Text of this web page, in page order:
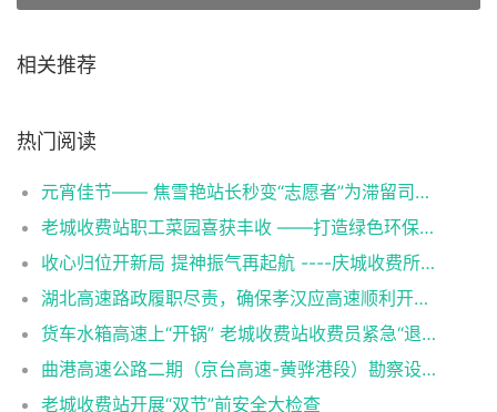
相关推荐
热门阅读
元宵佳节—— 焦雪艳站长秒变“志愿者”为滞留司乘送上暖心餐
老城收费站职工菜园喜获丰收 ——打造绿色环保新风尚
收心归位开新局 提神振气再起航 ----庆城收费所老城收费站召开节后收心会暨重点工作部署会议
湖北高速路政履职尽责，确保孝汉应高速顺利开通运营
货车水箱高速上“开锅” 老城收费站收费员紧急“退烧”
曲港高速公路二期（京台高速-黄骅港段）勘察设计单位正式入场开展中捷产业园区区域内地质勘察工作
老城收费站开展“双节”前安全大检查